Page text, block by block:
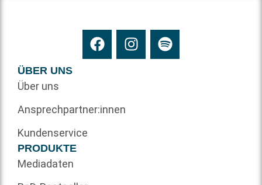
ÜBER UNS
Über uns
Ansprechpartner:innen
Kundenservice
PRODUKTE
Mediadaten